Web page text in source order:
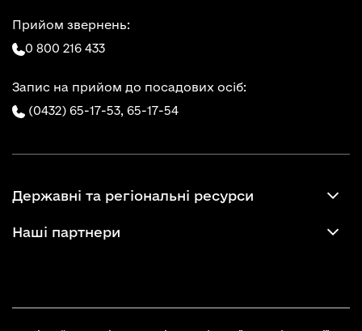
Прийом звернень:
0 800 216 433
Запис на прийом до посадових осіб:
(0432) 65-17-53, 65-17-54
Державні та регіональні ресурси
Наші партнери